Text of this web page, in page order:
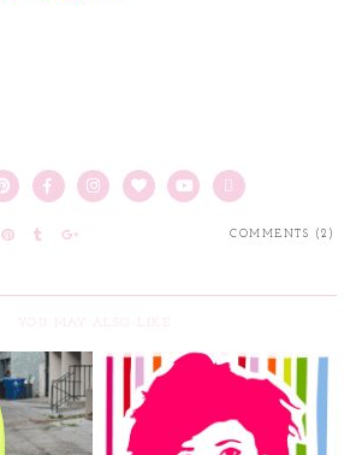
COMMENTS (2)
YOU MAY ALSO LIKE